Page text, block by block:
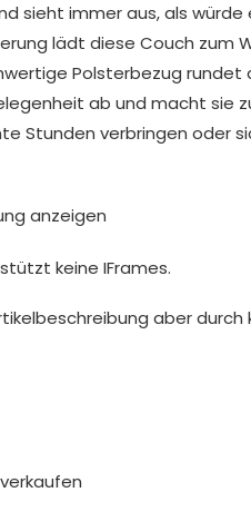
sieht immer aus, als
lädt diese Couch zum
Polsterbezug
ab und macht sie
Stunden verbringen oder
anzeigen
keine IFrames.
aber durch